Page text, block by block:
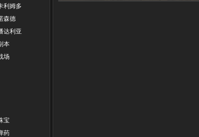
利姆多
森德
达利亚
本
场
宝
药